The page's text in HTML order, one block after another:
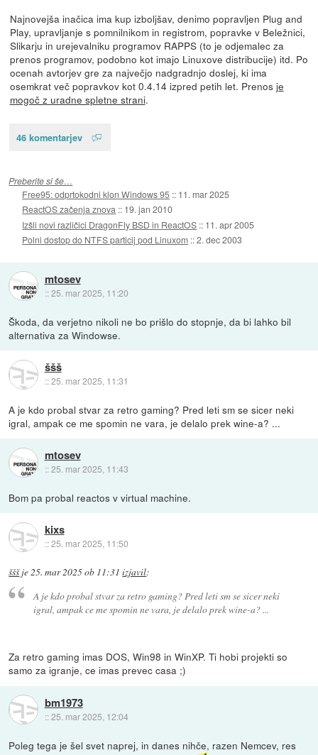
Najnovejša inačica ima kup izboljšav, denimo popravljen Plug and
Play, upravljanje s pomnilnikom in registrom, popravke v Beležnici,
Slikarju in urejevalniku programov RAPPS (to je odjemalec za
prenos programov, podobno kot imajo Linuxove distribucije) itd. Po
ocenah avtorjev gre za največjo nadgradnjo doslej, ki ima
osemkrat več popravkov kot 0.4.14 izpred petih let. Prenos je
mogoč z uradne spletne strani.
46 komentarjev
Preberite si še…
Free95: odprtokodni klon Windows 95 :: 11. mar 2025
ReactOS začenja znova :: 19. jan 2010
Izšli novi različici DragonFly BSD in ReactOS :: 11. apr 2005
Polni dostop do NTFS particij pod Linuxom ::2. dec 2003
mtosev
::25. mar 2025, 11:20
Škoda, da verjetno nikoli ne bo prišlo do stopnje, da bi lahko bil
alternativa za Windowse.
ššš
::25. mar 2025, 11:31
A je kdo probal stvar za retro gaming? Pred leti sm se sicer neki
igral, ampak ce me spomin ne vara, je delalo prek wine-a? ...
mtosev
::25. mar 2025, 11:43
Bom pa probal reactos v virtual machine.
kixs
::25. mar 2025, 11:50
šššje25. mar 2025 ob 11:31 izjavil:
A je kdo probal stvar za retro gaming? Pred leti sm se sicer neki
igral, ampak ce me spomin ne vara, je delalo prek wine-a? ...
Za retro gaming imas DOS, Win98 in WinXP. Ti hobi projekti so
samo za igranje, ce imas prevec casa ;)
bm1973
::25. mar 2025, 12:04
Poleg tega je šel svet naprej, in danes nihče, razen Nemcev, res